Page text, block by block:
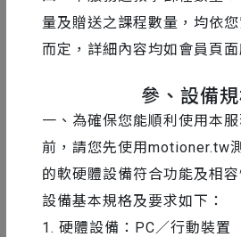
量及贈送之課程數量，均依
而定，詳細內容均如會員頁面
參、設備
一、為確保您能順利使用本
前，請您先使用motioner.tw
的軟硬體設備符合功能及相
設備基本規格及要求如下：
1. 硬體設備：PC／行動裝置